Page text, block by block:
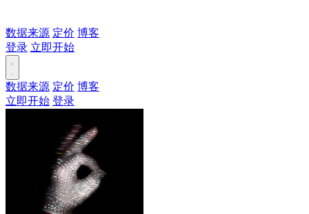
数据来源 定价 博客
登录 立即开始
数据来源 定价 博客
立即开始 登录